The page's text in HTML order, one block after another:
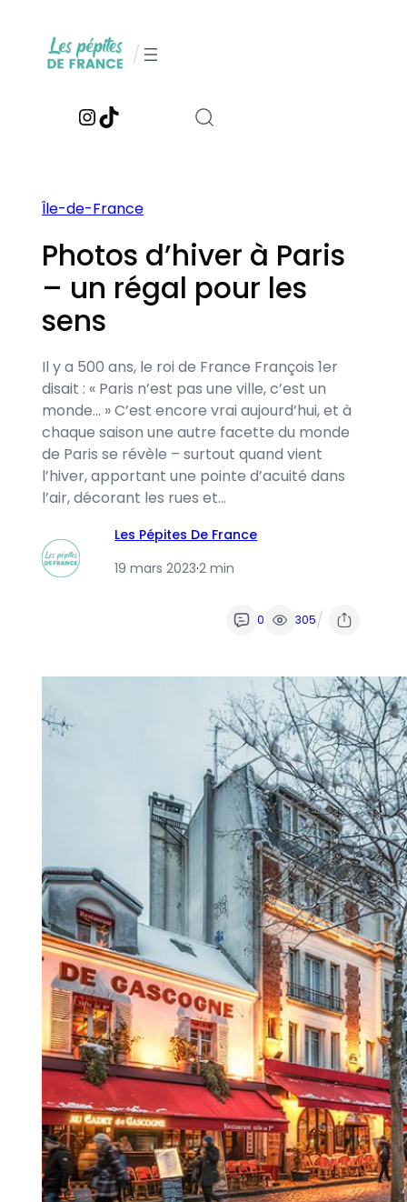
contenu
/
Instagram
TikTok
Île-de-France
Photos d’hiver à Paris
– un régal pour les
sens
Il y a 500 ans, le roi de France François 1er
disait : « Paris n’est pas une ville, c’est un
monde… » C’est encore vrai aujourd’hui, et à
chaque saison une autre facette du monde
de Paris se révèle – surtout quand vient
l’hiver, apportant une pointe d’acuité dans
l’air, décorant les rues et…
Les Pépites De France
19 mars 2023·2 min
0 305/